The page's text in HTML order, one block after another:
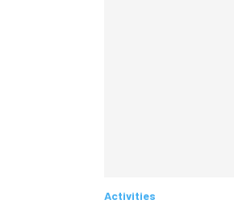
Activities